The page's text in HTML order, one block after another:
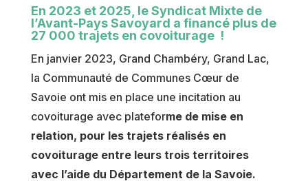
En 2023 et 2025, le Syndicat Mixte de
l’Avant-Pays Savoyard a financé plus de
27 000 trajets en covoiturage !
En janvier 2023, Grand Chambéry, Grand Lac,
la Communauté de Communes Cœur de
Savoie ont mis en place une incitation au
covoiturage avec plateforme de mise en
relation, pour les trajets réalisés en
covoiturage entre leurs trois territoires
avec l’aide du Département de la Savoie.